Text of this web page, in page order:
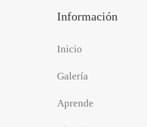
Información
Inicio
Galería
Aprende